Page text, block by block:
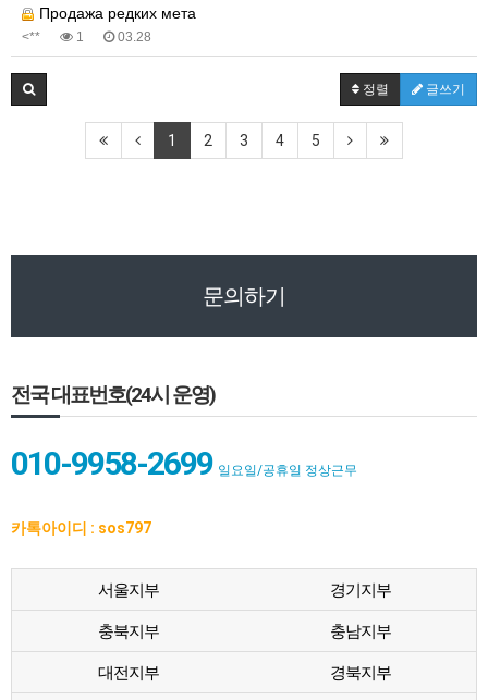
Продажа редких мета
<** 1 03.28
정렬 글쓰기
1 2 3 4 5
문의하기
전국 대표번호(24시 운영)
010-9958-2699 일요일/공휴일 정상근무
카톡아이디 : sos797
서울지부 경기지부
충북지부 충남지부
대전지부 경북지부